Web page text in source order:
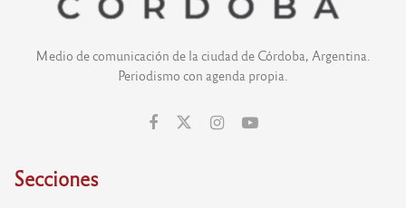
Medio de comunicación de la ciudad de Córdoba, Argentina.
Periodismo con agenda propia.
Secciones